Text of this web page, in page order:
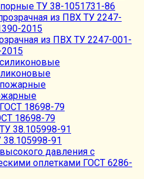
ТУ 38-1051731-86
из ПВХ ТУ 2247-001-
18698-79
38.105998-91